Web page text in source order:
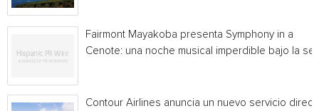
Fairmont Mayakoba presenta Symphony in a
Cenote: una noche musical imperdible bajo la
Contour Airlines anuncia un nuevo servicio